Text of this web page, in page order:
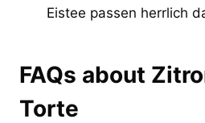
Eistee passen herrlich
FAQs about
Torte